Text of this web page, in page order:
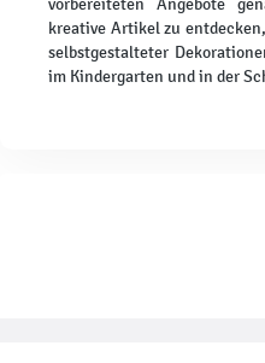
kreative Artikel zu
selbstgestalteter
im Kindergarten und in der